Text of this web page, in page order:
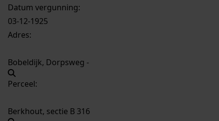
Datum vergunning:
03-12-1925
Adres:
Bobeldijk, Dorpsweg -
Perceel:
Berkhout, sectie B 316